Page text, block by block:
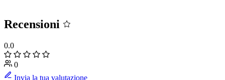
Recensioni
0.0
0
Invia la tua valutazione